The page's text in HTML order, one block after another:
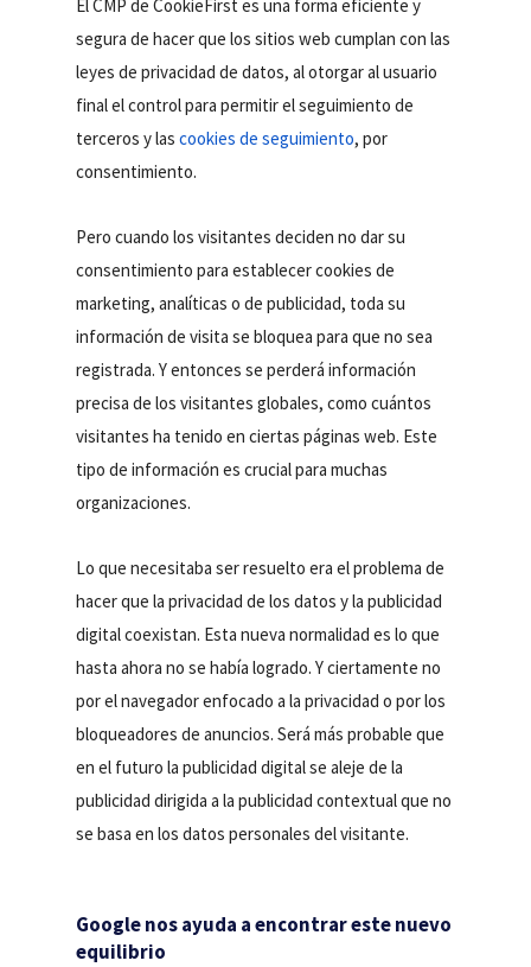
El CMP de CookieFirst es una forma eficiente y
segura de hacer que los sitios web cumplan con las
leyes de privacidad de datos, al otorgar al usuario
final el control para permitir el seguimiento de
terceros y lascookies de seguimiento, por
consentimiento.
Pero cuando los visitantes deciden no dar su
consentimiento para establecer cookies de
marketing, analíticas o de publicidad, toda su
información de visita se bloquea para que no sea
registrada. Y entonces se perderá información
precisa de los visitantes globales, como cuántos
visitantes ha tenido en ciertas páginas web. Este
tipo de información es crucial para muchas
organizaciones.
Lo que necesitaba ser resuelto era el problema de
hacer que la privacidad de los datos y la publicidad
digital coexistan. Esta nueva normalidad es lo que
hasta ahora no se había logrado. Y ciertamente no
por el navegador enfocado a la privacidad o por los
bloqueadores de anuncios. Será más probable que
en el futuro la publicidad digital se aleje de la
publicidad dirigida a la publicidad contextual que no
se basa en los datos personales del visitante.
Google nos ayuda a encontrar este nuevo
equilibrio